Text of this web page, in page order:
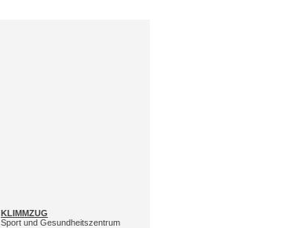
KLIMMZUG
Sport und Gesundheitszentrum